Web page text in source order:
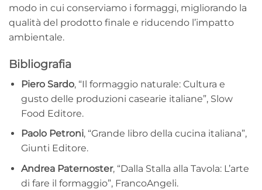
modo in cui conserviamo i formaggi, migliorando la
qualità del prodotto finale e riducendo l’impatto
ambientale.
Bibliografia
Piero Sardo, “Il formaggio naturale: Cultura e
gusto delle produzioni casearie italiane”, Slow
Food Editore.
Paolo Petroni, “Grande libro della cucina italiana”,
Giunti Editore.
Andrea Paternoster, “Dalla Stalla alla Tavola: L’arte
di fare il formaggio”, FrancoAngeli.